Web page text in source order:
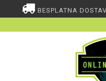
BESPLATNA